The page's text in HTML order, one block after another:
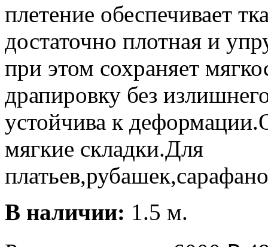
плетение обеспечивает
достаточно плотная и
при этом сохраняет
драпировку без
устойчива к
мягкие складки.Для
В наличии: 1.5 м.